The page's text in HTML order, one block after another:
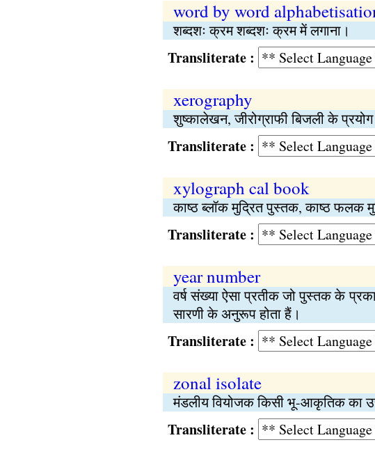
word by word
शब्दशः क्रम शब्दशः क्रम में लगाना।
Transliterate :
xerography
शुष्कालेखन, जीरोग्राफी बिजली के प्रयोग
Transliterate :
xylograph cal book
काष्ठ ब्लॉक मुद्रित पुस्तक, काष्ठ फलक
Transliterate :
year number
वर्ष संख्या ऐसा प्रतीक जो पुस्तक के
सारणी के अनुरूप होता हैं।
Transliterate :
zonal isolate
मंडलीय वियोजक किसी भू-आकृतिक का
Transliterate :